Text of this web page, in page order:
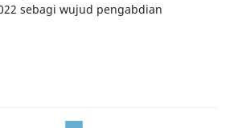
sebagi wujud pengabdian